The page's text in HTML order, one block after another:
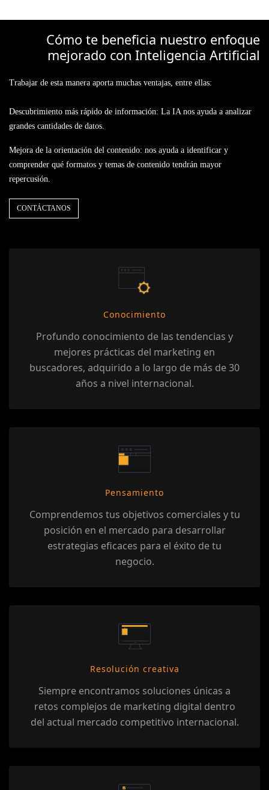
Cómo te beneficia nuestro enfoque
mejorado con Inteligencia Artificial
Trabajar de esta manera aporta muchas ventajas, entre ellas:
Descubrimiento más rápido de información: La IA nos ayuda a analizar
grandes cantidades de datos.
Mejora de la orientación del contenido: nos ayuda a identificar y
comprender qué formatos y temas de contenido tendrán mayor
repercusión.
CONTÁCTANOS
Conocimiento
Profundo conocimiento de las tendencias y
mejores prácticas del marketing en
buscadores, adquirido a lo largo de más de 30
años a nivel internacional.
Pensamiento
Comprendemos tus objetivos comerciales y tu
posición en el mercado para desarrollar
estrategias eficaces para el éxito de tu
negocio.
Resolución creativa
Siempre encontramos soluciones únicas a
retos complejos de marketing digital dentro
del actual mercado competitivo internacional.